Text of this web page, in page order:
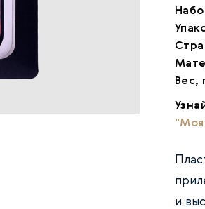
Вес,
"Моя
и